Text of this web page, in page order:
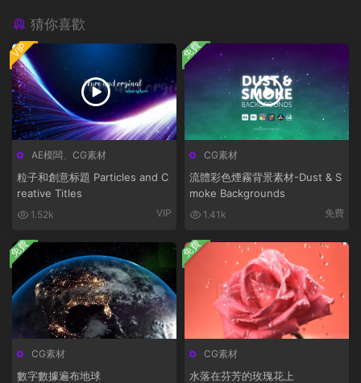
猜你喜歡
AE模闆 CG素材
粒子和創意标題 Particles and C
reative Titles
1.52k VIP
VIP
CG素材
流體彩色煙霧背景素材-Dust & S
moke Backgrounds
1.41k 免費
免費
CG素材
數字數據遍布地球
免費
CG素材
水落在芬芳的玫瑰花上
免費